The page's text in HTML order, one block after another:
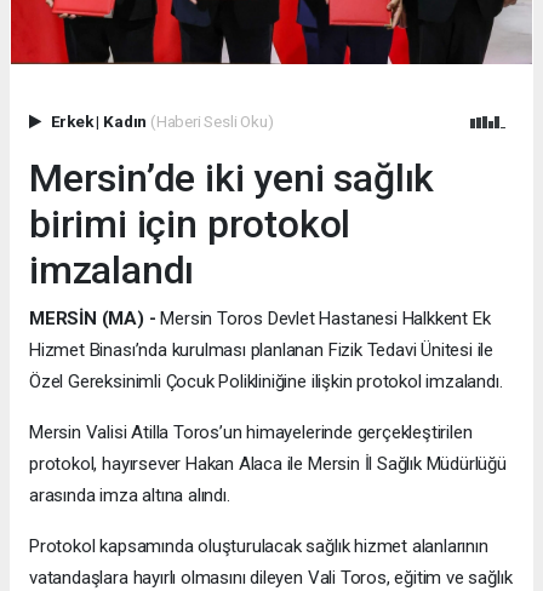
Erkek| Kadın (Haberi Sesli Oku)
Mersin’de iki yeni sağlık
birimi için protokol
imzalandı
MERSİN (MA) - Mersin Toros Devlet Hastanesi Halkkent Ek
Hizmet Binası’nda kurulması planlanan Fizik Tedavi Ünitesi ile
Özel Gereksinimli Çocuk Polikliniğine ilişkin protokol imzalandı.
Mersin Valisi Atilla Toros’un himayelerinde gerçekleştirilen
protokol, hayırsever Hakan Alaca ile Mersin İl Sağlık Müdürlüğü
arasında imza altına alındı.
Protokol kapsamında oluşturulacak sağlık hizmet alanlarının
vatandaşlara hayırlı olmasını dileyen Vali Toros, eğitim ve sağlık